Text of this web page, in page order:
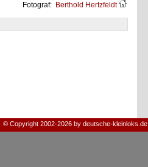
Fotograf: Berthold Hertzfeldt
© Copyright 2002-2026 by deutsche-kleinloks.de